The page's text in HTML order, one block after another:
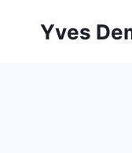
Yves